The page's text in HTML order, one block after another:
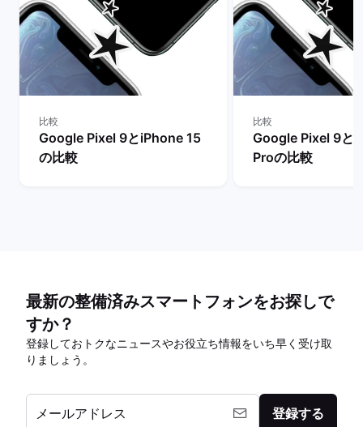
比較
Google Pixel 9とiPhone 15
の比較
比較
Google Pixel 9と
Proの比較
最新の整備済みスマートフォンをお探しで
すか？
登録しておトクなニュースやお役立ち情報をいち早く受け取
りましょう。
メールアドレス 登録する